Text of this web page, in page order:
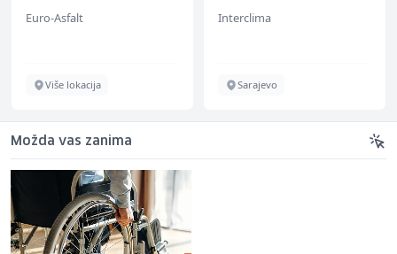
Euro-Asfalt
Više lokacija
Interclima
Sarajevo
Možda vas zanima